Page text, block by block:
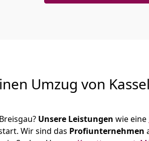
Umzug von
Unsere Leistungen wie eine
Wir sind das Profiunternehmen